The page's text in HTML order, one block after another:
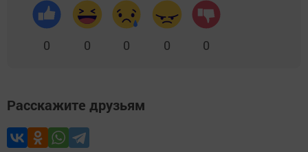
0 0 0 0 0
Расскажите друзьям